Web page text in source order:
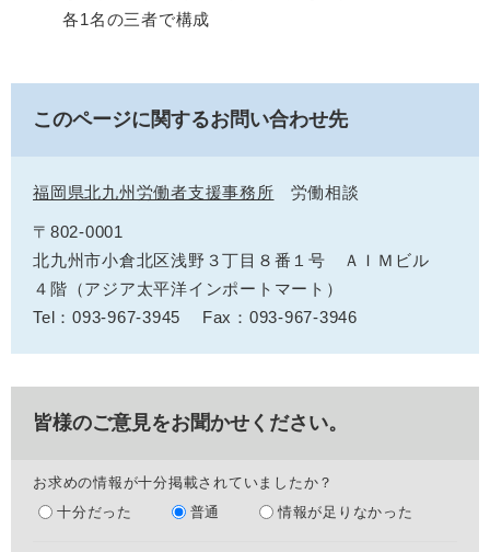
各1名の三者で構成
このページに関するお問い合わせ先
福岡県北九州労働者支援事務所 労働相談
〒802-0001
北九州市小倉北区浅野３丁目８番１号 ＡＩＭビル
４階（アジア太平洋インポートマート）
Tel：093-967-3945
Fax：093-967-3946
皆様のご意見をお聞かせください。
お求めの情報が十分掲載されていましたか？
十分だった
普通 情報が足りなかった